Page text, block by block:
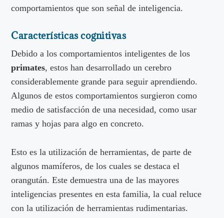
comportamientos que son señal de inteligencia.
Características cognitivas
Debido a los comportamientos inteligentes de los
primates, estos han desarrollado un cerebro
considerablemente grande para seguir aprendiendo.
Algunos de estos comportamientos surgieron como
medio de satisfacción de una necesidad, como usar
ramas y hojas para algo en concreto.
Esto es la utilización de herramientas, de parte de
algunos mamíferos, de los cuales se destaca el
orangután. Este demuestra una de las mayores
inteligencias presentes en esta familia, la cual reluce
con la utilización de herramientas rudimentarias.